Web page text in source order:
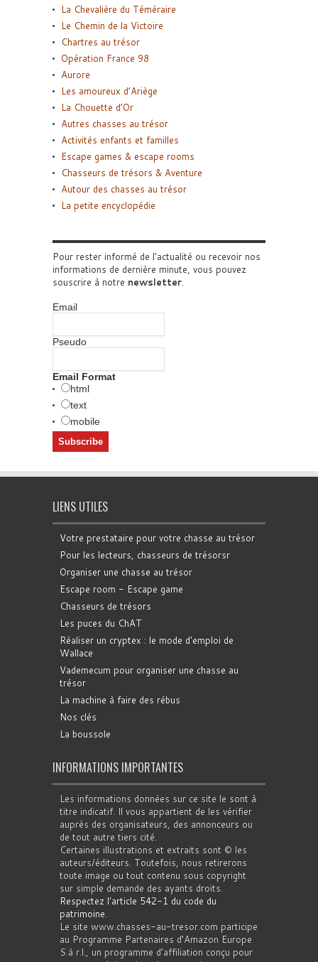
La Chevalière du Téméraire
Le Chemin de la Victoire
Chartres au trésor
Opération France 98
Aurore
Les amoureux d’Ariège
La Chouette d’Or
Autres chasses au trésor
Activités enfants et familles
Escape games & escape rooms
Chasseurs de trésors & Aventure
Autour des chasses au trésor
La petite encyclopédie
Pour rester informé de l'actualité ou recevoir nos
informations de dernière minute, vous pouvez
souscrire à notre newsletter.
Email
Pseudo
Email Format
html
text
mobile
LIENS UTILES
Votre prestataire pour votre chasse au trésor
Pour les lecteurs, chasseurs de trésorsr
Organiser une chasse au trésor
Escape room - Escape game
Chasseurs de trésors
Les puces du ChAT
Réaliser un cryptex : le mode d'emploi de
Wallace
Vademecum pour organiser une chasse au
trésor
La machine à faire des rébus
Nos clés
La boussole
INFORMATIONS IMPORTANTES
Les informations données sur ce site le sont à
titre indicatif. Il vous appartient de les vérifier
auprès des organisateurs, des annonceurs ou
de tout autre tiers cité.
Certaines illustrations et extraits sont © les
auteurs/éditeurs. Toutefois, nous retirerons
toute image ou tout contenu sous copyright
sur simple demande des ayants droits.
Respectez l'article 542-1 du code du
patrimoine.
Le site www.chasses-au-tresor.com participe
au Programme Partenaires d’Amazon Europe
S.à r.l., un programme d’affiliation conçu pour